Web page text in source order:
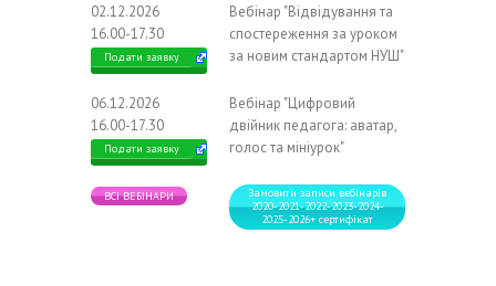
02.12.2026
16.00-17.30
Подати заявку
Вебінар "Відвідування та
спостереження за уроком
за новим стандартом НУШ"
06.12.2026
16.00-17.30
Подати заявку
Вебінар "Цифровий
двійник педагога: аватар,
голос та мініурок"
ВСІ ВЕБІНАРИ
Замовити записи вебінарів
2020-2021-2022-2023-2024-
2025-2026+ сертифікат